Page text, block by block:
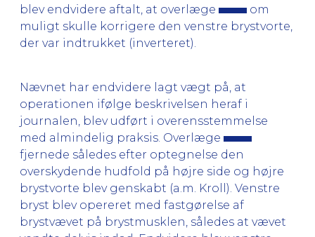
blev endvidere aftalt, at overlæge
om
muligt skulle korrigere den venstre brystvorte,
der var indtrukket (inverteret).
Nævnet har endvidere lagt vægt på, at
operationen ifølge beskrivelsen heraf i
journalen, blev udført i overensstemmelse
med almindelig praksis. Overlæge
fjernede således efter optegnelse den
overskydende hudfold på højre side og højre
brystvorte blev genskabt (a.m. Kroll). Venstre
bryst blev opereret med fastgørelse af
brystvævet på brystmusklen, således at vævet